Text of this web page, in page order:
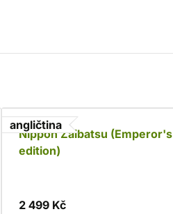
angličtina
Nippon Zaibatsu (Emperor's
edition)
2 499 Kč